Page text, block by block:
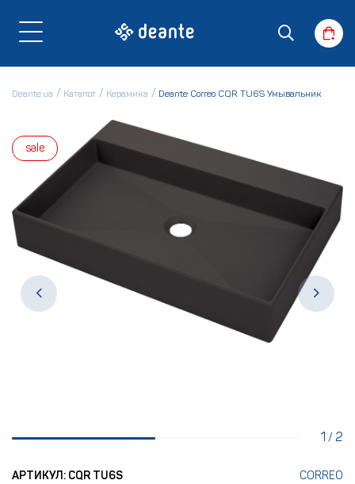
Deante.ua Каталог Керамика Deante Correo CQR TU6S Умывальник
sale
1 /2
АРТИКУЛ: CQR TU6S CORREO